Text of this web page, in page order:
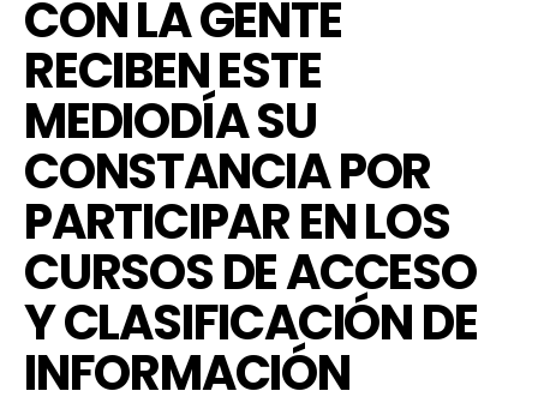
CON LA GENTE
RECIBEN ESTE
MEDIODÍA SU
CONSTANCIA POR
PARTICIPAR EN LOS
CURSOS DE ACCESO
Y CLASIFICACIÓN DE
INFORMACIÓN